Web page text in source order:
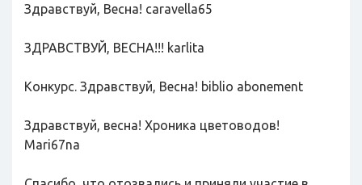
Здравствуй, Весна! caravella65
ЗДРАВСТВУЙ, ВЕСНА!!! karlita
Конкурс. Здравствуй, Весна! biblio abonement
Здравствуй, весна! Хроника цветоводов!
Mari67na